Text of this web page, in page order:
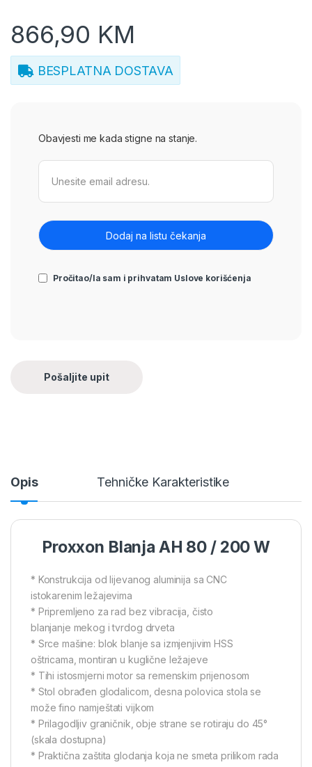
866,90 KM
BESPLATNA DOSTAVA
Obavjesti me kada stigne na stanje.
Pročitao/la sam i prihvatam Uslove korišćenja
Opis Tehničke Karakteristike
Proxxon Blanja AH 80 / 200 W
* Konstrukcija od lijevanog aluminija sa CNC
istokarenim ležajevima
* Pripremljeno za rad bez vibracija, čisto
blanjanje mekog i tvrdog drveta
* Srce mašine: blok blanje sa izmjenjivim HSS
oštricama, montiran u kuglične ležajeve
* Tihi istosmjerni motor sa remenskim prijenosom
* Stol obrađen glodalicom, desna polovica stola se
može fino namještati vijkom
* Prilagodljiv graničnik, obje strane se rotiraju do 45°
(skala dostupna)
* Praktična zaštita glodanja koja ne smeta prilikom rada